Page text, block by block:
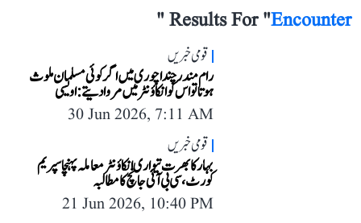
Results For "Encounter
"
قومی خبریں
رام مندر چندا چوری میں اگر کوئی مسلمان ملوث
ہوتا تو اس کو انکاؤ نٹر میں مروا دیتے: اویسی
30 Jun 2026, 7:11 AM
قومی خبریں
بہار کا بھرت تیواری انکاؤنٹر معاملہ پہنچا سپریم
کورٹ، سی بی آئی جانچ کا مطالبہ
21 Jun 2026, 10:40 PM